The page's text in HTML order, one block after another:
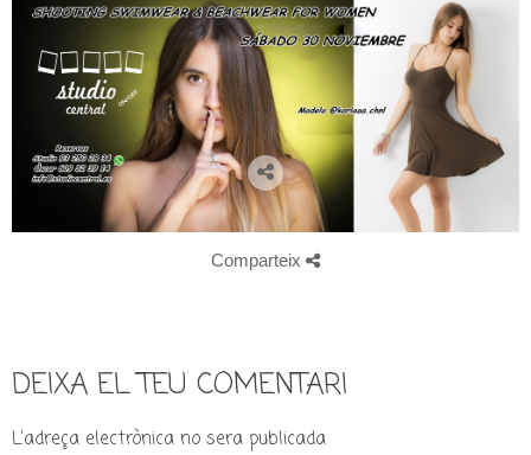
Comparteix
DEIXA EL TEU COMENTARI
L'adreça electrònica no sera publicada